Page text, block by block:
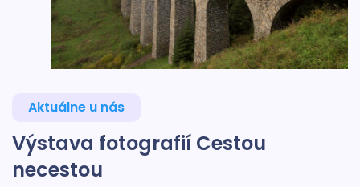
Aktuálne u nás
Výstava fotografií Cestou
necestou